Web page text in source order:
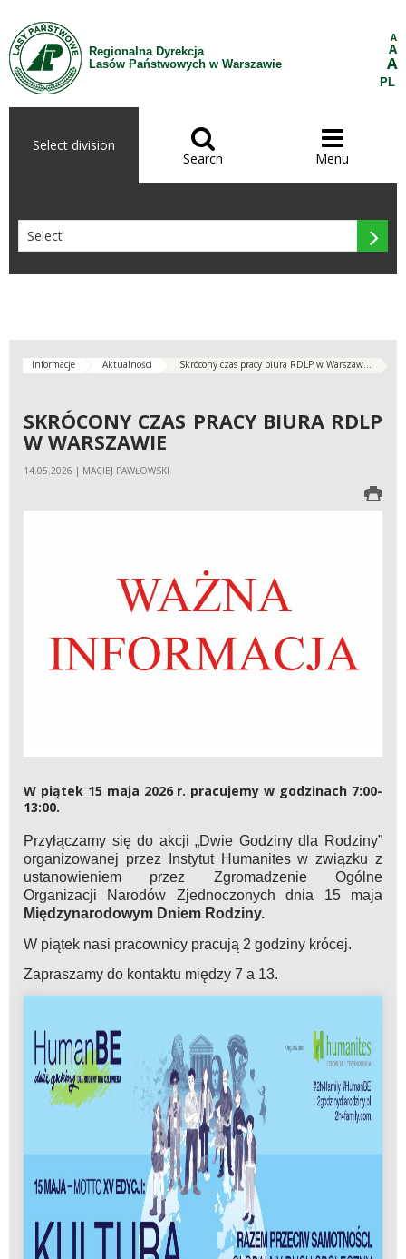
Skip to Content
Regionalna Dyrekcja
Lasów Państwowych w Warszawie
A
A
A
PL
Select division 
Search

Menu

Informacje Aktualności Skrócony czas pracy biura RDLP w Warszaw...
SKRÓCONY CZAS PRACY BIURA RDLP
W WARSZAWIE
14.05.2026 | MACIEJ PAWŁOWSKI
W piątek 15 maja 2026 r. pracujemy w godzinach 7:00-
13:00.
Przyłączamy się do akcji „Dwie Godziny dla Rodziny”
organizowanej przez Instytut Humanites w związku z
ustanowieniem przez Zgromadzenie Ogólne
Organizacji Narodów Zjednoczonych dnia 15 maja
Międzynarodowym Dniem Rodziny.
W piątek nasi pracownicy pracują 2 godziny krócej.
Zapraszamy do kontaktu między 7 a 13.